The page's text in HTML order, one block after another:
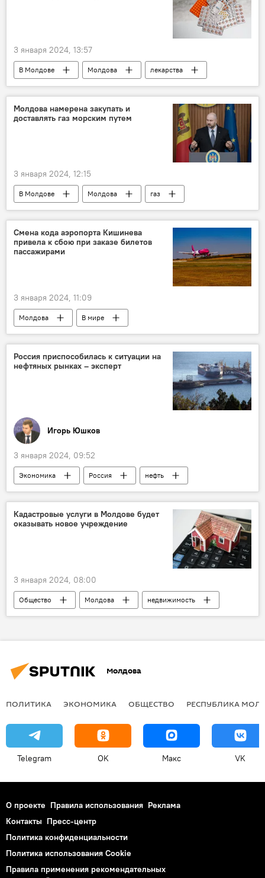
3 января 2024, 13:57
В Молдове Молдова
лекарства
медикаменты
Молдова намерена закупать и
доставлять газ морским путем
3 января 2024, 12:15
В Молдове Молдова
газ
Виктор Парликов
Смена кода аэропорта Кишинева
привела к сбою при заказе билетов
пассажирами
3 января 2024, 11:09
Молдова В мире
Россия приспособилась к ситуации на
нефтяных рынках – эксперт
Игорь Юшков
3 января 2024, 09:52
Экономика Россия
нефть
Аналитика
колумнистика
Кадастровые услуги в Молдове будет
оказывать новое учреждение
3 января 2024, 08:00
Общество Молдова недвижимость
Молдова
ПОЛИТИКА ЭКОНОМИКА ОБЩЕСТВО РЕСПУБЛИКА
Telegram OK Макс VK
О проекте Правила использования Реклама
Контакты Пресс-центр
Политика конфиденциальности
Политика использования Cookie
Правила применения рекомендательных